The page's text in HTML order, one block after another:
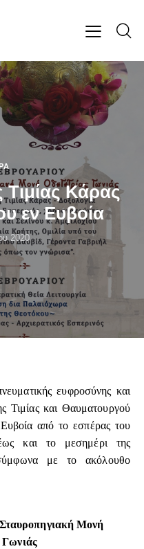
Τιμίας Κάρας
εν Ευβοία
2020
ευφροσύνης και
Τιμίας και Θαυματουργού
από το εσπέρας του
και το μεσημέρι της
με το ακόλουθο
Μονή
Γωνιάς